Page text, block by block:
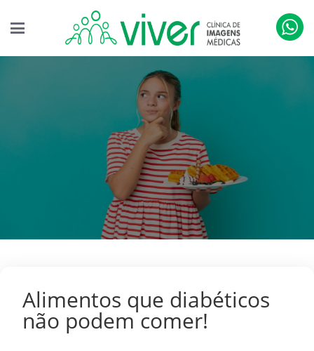
Alimentos que diabéticos
não podem comer!